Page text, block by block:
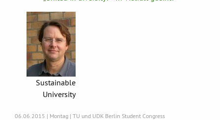
Sustainable
University
06.06.2015 | Montag | TU und UDK Berlin Student Congress